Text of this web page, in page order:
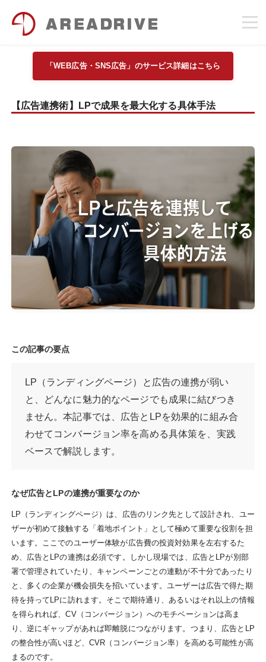
「WEB広告・SNS広告」のサービス詳細はこちら
【広告連携術】LPで成果を最大化する具体手法
この記事の要点
LP（ランディングページ）と広告の連携が弱い
と、どんなに魅力的なページでも成果に結びつき
ません。本記事では、広告とLPを効果的に組み合
わせてコンバージョン率を高める具体策を、実践
ベースで解説します。
なぜ広告とLPの連携が重要なのか
LP（ランディングページ）は、広告のリンク先として設計され、ユー
ザーが初めて接触する「着地ポイント」として極めて重要な役割を担
います。ここでのユーザー体験が広告費の投資対効果を左右するた
め、広告とLPの連携は必須です。しかし現場では、広告とLPが別部
署で管理されていたり、キャンペーンごとの連動が不十分であったり
と、多くの企業が機会損失を招いています。ユーザーは広告で得た期
待を持ってLPに訪れます。そこで期待通り、あるいはそれ以上の情報
を得られれば、CV（コンバージョン）へのモチベーションは高ま
り、逆にギャップがあれば即離脱につながります。つまり、広告とLP
の整合性が高いほど、CVR（コンバージョン率）を高める可能性が高
まるのです。